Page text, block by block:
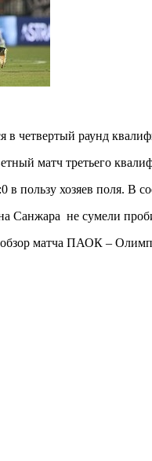
в четвертый раунд
матч третьего
в пользу хозяев поля. В
Санжара не сумели
матча ПАОК –